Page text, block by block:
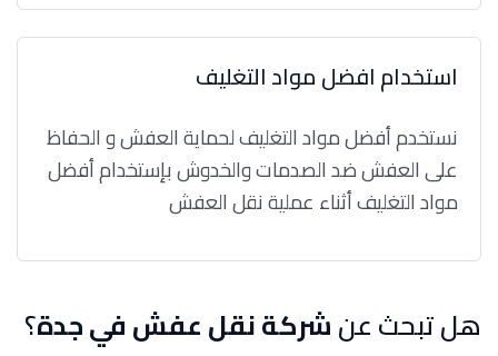
استخدام افضل مواد التغليف
نستخدم أفضل مواد التغليف لحماية العفش و الحفاظ
على العفش ضد الصدمات والخدوش بإستخدام أفضل
مواد التغليف أثناء عملية نقل العفش
هل تبحث عنشركة نقل عفش في جدة؟